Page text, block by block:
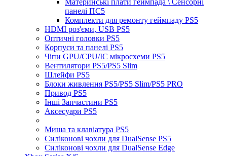
панелі ПС5
Комплекти для ремонту геймпаду PS5
HDMI роз'єми, USB PS5
Оптичні головки PS5
Корпуси та панелі PS5
Чіпи GPU/CPU/IC мікросхеми PS5
Вентилятори PS5/PS5 Slim
Шлейфи PS5
Блоки живлення PS5/PS5 Slim/PS5 PRO
Привод PS5
Інші Запчастини PS5
Аксесуари PS5
Миша та клавіатура PS5
Силіконові чохли для DualSense PS5
Силіконові чохли для DualSense Edge